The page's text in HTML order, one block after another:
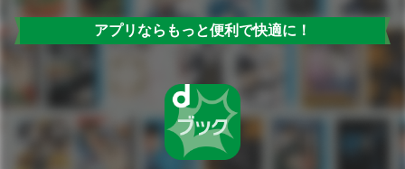
アプリならもっと便利で快適に！